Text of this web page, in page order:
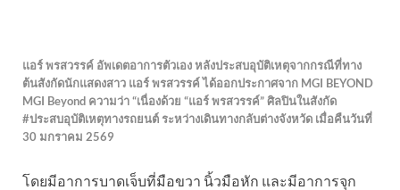
แอร์ พรสวรรค์ อัพเดตอาการตัวเอง หลังประสบอุบัติเหตุจากกรณีที่ทาง
ต้นสังกัดนักแสดงสาว แอร์ พรสวรรค์ ได้ออกประกาศจาก MGI BEYOND
MGI Beyond ความว่า “เนื่องด้วย “แอร์ พรสวรรค์” ศิลปินในสังกัด
#ประสบอุบัติเหตุทางรถยนต์ ระหว่างเดินทางกลับต่างจังหวัด เมื่อคืนวันที่
30 มกราคม 2569
โดยมีอาการบาดเจ็บที่มือขวา นิ้วมือหัก และมีอาการจุก